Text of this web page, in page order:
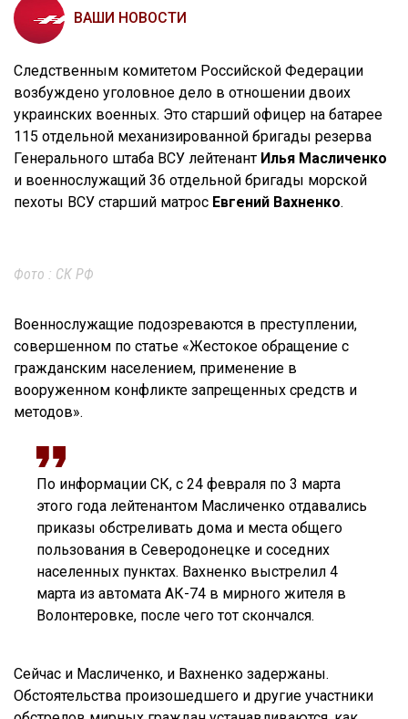
ВАШИ НОВОСТИ
Следственным комитетом Российской Федерации
возбуждено уголовное дело в отношении двоих
украинских военных. Это старший офицер на батарее
115 отдельной механизированной бригады резерва
Генерального штаба ВСУ лейтенант Илья Масличенко
и военнослужащий 36 отдельной бригады морской
пехоты ВСУ старший матрос Евгений Вахненко.
Фото : СК РФ
Военнослужащие подозреваются в преступлении,
совершенном по статье «Жестокое обращение с
гражданским населением, применение в
вооруженном конфликте запрещенных средств и
методов».
По информации СК, с 24 февраля по 3 марта
этого года лейтенантом Масличенко отдавались
приказы обстреливать дома и места общего
пользования в Северодонецке и соседних
населенных пунктах. Вахненко выстрелил 4
марта из автомата АК-74 в мирного жителя в
Волонтеровке, после чего тот скончался.
Сейчас и Масличенко, и Вахненко задержаны.
Обстоятельства произошедшего и другие участники